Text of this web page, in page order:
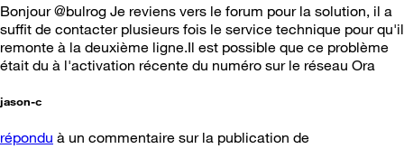
Bonjour @bulrog Je reviens vers le forum pour la solution, il a
suffit de contacter plusieurs fois le service technique pour qu'il
remonte à la deuxième ligne.Il est possible que ce problème
était du à l'activation récente du numéro sur le réseau Ora
jason-c
répondu à un commentaire sur la publication de